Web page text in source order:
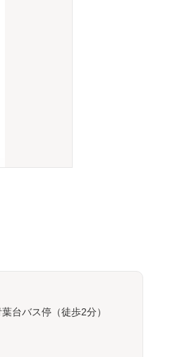
台バス停（徒歩2分）